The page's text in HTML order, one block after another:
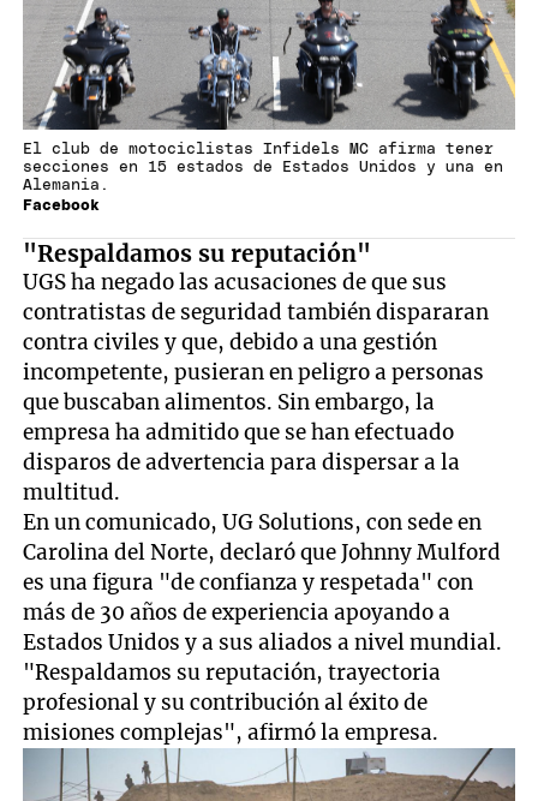
Facebook
El club de motociclistas Infidels MC afirma tener
secciones en 15 estados de Estados Unidos y una en
Alemania.
"Respaldamos su reputación"
UGS ha negado las acusaciones de que sus
contratistas de seguridad también dispararan
contra civiles y que, debido a una gestión
incompetente, pusieran en peligro a personas
que buscaban alimentos. Sin embargo, la
empresa ha admitido que se han efectuado
disparos de advertencia para dispersar a la
multitud.
En un comunicado, UG Solutions, con sede en
Carolina del Norte, declaró que Johnny Mulford
es una figura "de confianza y respetada" con
más de 30 años de experiencia apoyando a
Estados Unidos y a sus aliados a nivel mundial.
"Respaldamos su reputación, trayectoria
profesional y su contribución al éxito de
misiones complejas", afirmó la empresa.